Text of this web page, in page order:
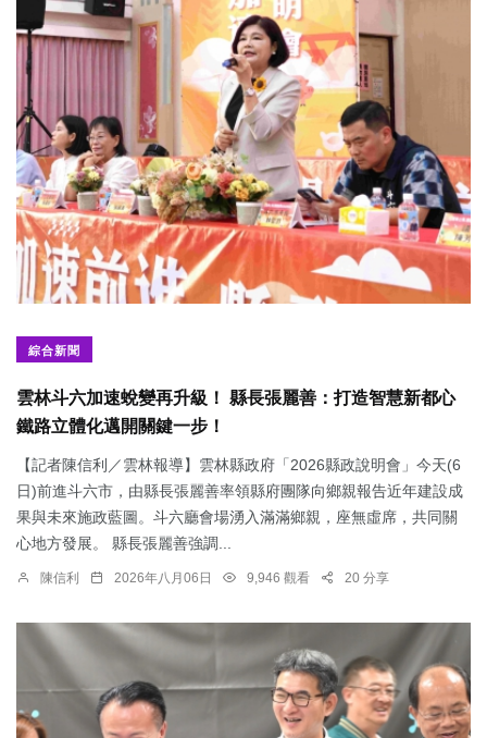
綜合新聞
雲林斗六加速蛻變再升級！ 縣長張麗善：打造智慧新都心
鐵路立體化邁開關鍵一步！
【記者陳信利／雲林報導】雲林縣政府「2026縣政說明會」今天(6
日)前進斗六市，由縣長張麗善率領縣府團隊向鄉親報告近年建設成
果與未來施政藍圖。斗六廳會場湧入滿滿鄉親，座無虛席，共同關
心地方發展。 縣長張麗善強調...
陳信利 2026年八月06日 9,946 觀看 20 分享